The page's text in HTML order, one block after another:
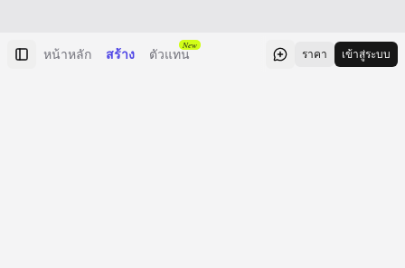
หน้าหลัก สร้าง ตัวแทน
New
ราคา เข้าสู่ระบบ